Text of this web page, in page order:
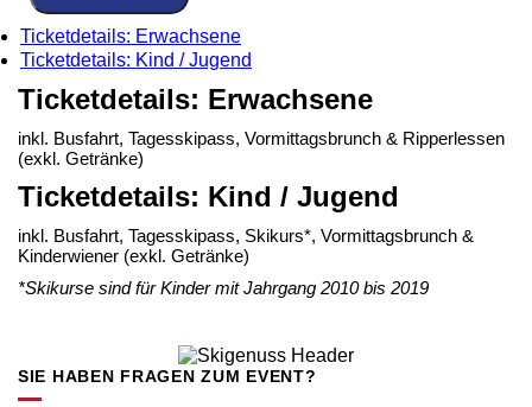
Ticketdetails: Erwachsene
Ticketdetails: Kind / Jugend
Ticketdetails: Erwachsene
inkl. Busfahrt, Tagesskipass, Vormittagsbrunch & Ripperlessen
(exkl. Getränke)
Ticketdetails: Kind / Jugend
inkl. Busfahrt, Tagesskipass, Skikurs*, Vormittagsbrunch &
Kinderwiener (exkl. Getränke)
*Skikurse sind für Kinder mit Jahrgang 2010 bis 2019
SIE HABEN FRAGEN ZUM EVENT?